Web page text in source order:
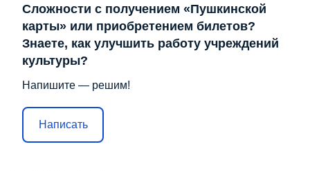
Сложности с получением «Пушкинской
карты» или приобретением билетов?
Знаете, как улучшить работу учреждений
культуры?
Напишите — решим!
Написать